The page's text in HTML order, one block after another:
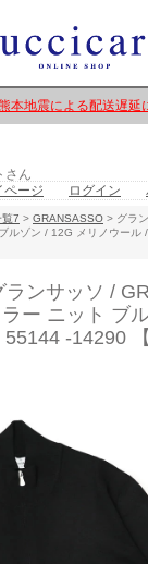
本地震による配送遅延
さん
ページ ログイン
覧7 > GRANSASSO > グラ
ルゾン / 12G メリノウール
ランサッソ /
ー ニット ブ
-14290